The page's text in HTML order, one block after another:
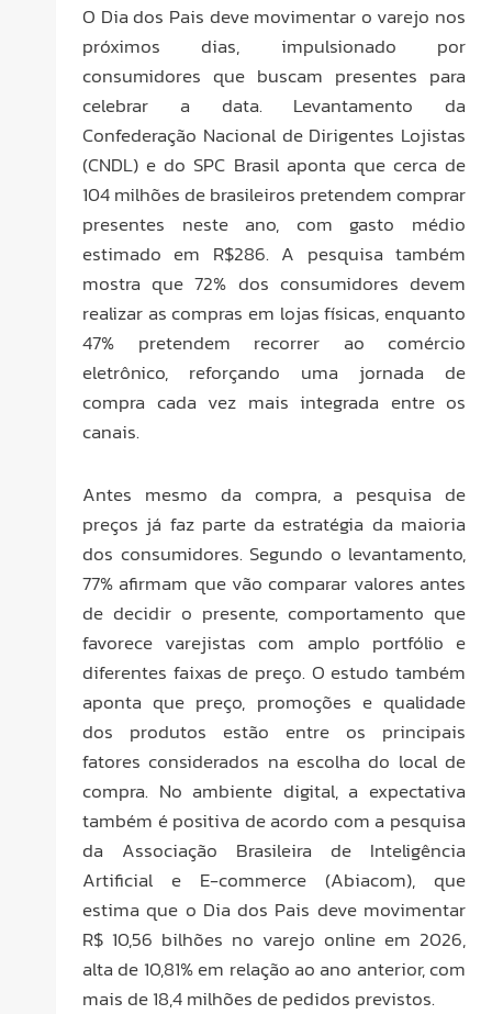
O Dia dos Pais deve movimentar o varejo nos
próximos dias, impulsionado por
consumidores que buscam presentes para
celebrar a data. Levantamento da
Confederação Nacional de Dirigentes Lojistas
(CNDL) e do SPC Brasil aponta que cerca de
104 milhões de brasileiros pretendem comprar
presentes neste ano, com gasto médio
estimado em R$286. A pesquisa também
mostra que 72% dos consumidores devem
realizar as compras em lojas físicas, enquanto
47% pretendem recorrer ao comércio
eletrônico, reforçando uma jornada de
compra cada vez mais integrada entre os
canais.
Antes mesmo da compra, a pesquisa de
preços já faz parte da estratégia da maioria
dos consumidores. Segundo o levantamento,
77% afirmam que vão comparar valores antes
de decidir o presente, comportamento que
favorece varejistas com amplo portfólio e
diferentes faixas de preço. O estudo também
aponta que preço, promoções e qualidade
dos produtos estão entre os principais
fatores considerados na escolha do local de
compra. No ambiente digital, a expectativa
também é positiva de acordo com a pesquisa
da Associação Brasileira de Inteligência
Artificial e E-commerce (Abiacom), que
estima que o Dia dos Pais deve movimentar
R$ 10,56 bilhões no varejo online em 2026,
alta de 10,81% em relação ao ano anterior, com
mais de 18,4 milhões de pedidos previstos.